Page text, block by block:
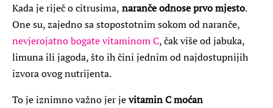
Kada je riječ o citrusima, naranče odnose prvo mjesto.
One su, zajedno sa stopostotnim sokom od naranče,
nevjerojatno bogate vitaminom C, čak više od jabuka,
limuna ili jagoda, što ih čini jednim od najdostupnijih
izvora ovog nutrijenta.
To je iznimno važno jer jevitamin C moćan